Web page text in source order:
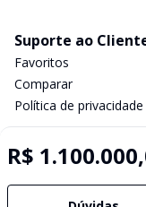
R$
Suporte ao
Favoritos
Comparar
Política de privacidade